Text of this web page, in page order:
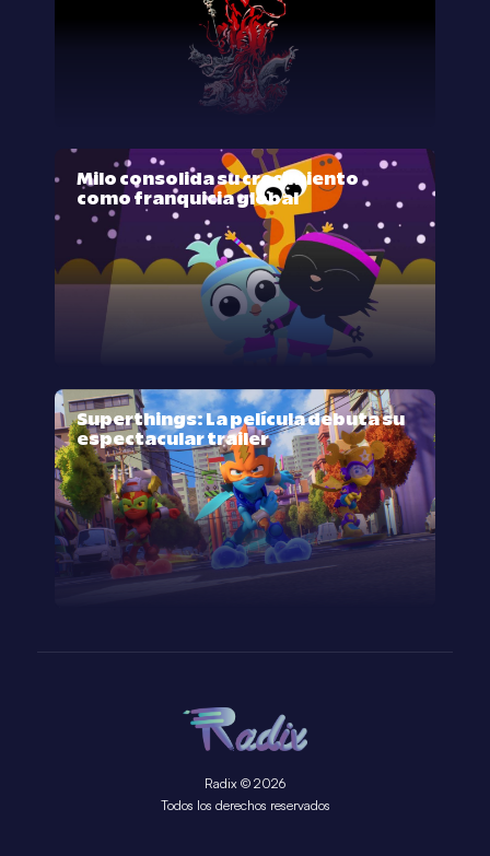
Milo consolida su crecimiento
como franquicia global
Superthings: La película debuta su
espectacular trailer
Radix © 2026
Todos los derechos reservados